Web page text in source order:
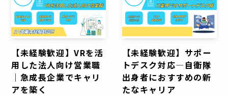
【未経験歓迎】VRを活
用した法人向け営業職
｜急成長企業でキャリ
アを築く
【未経験歓迎】サポー
トデスク対応—自衛隊
出身者におすすめの新
たなキャリア